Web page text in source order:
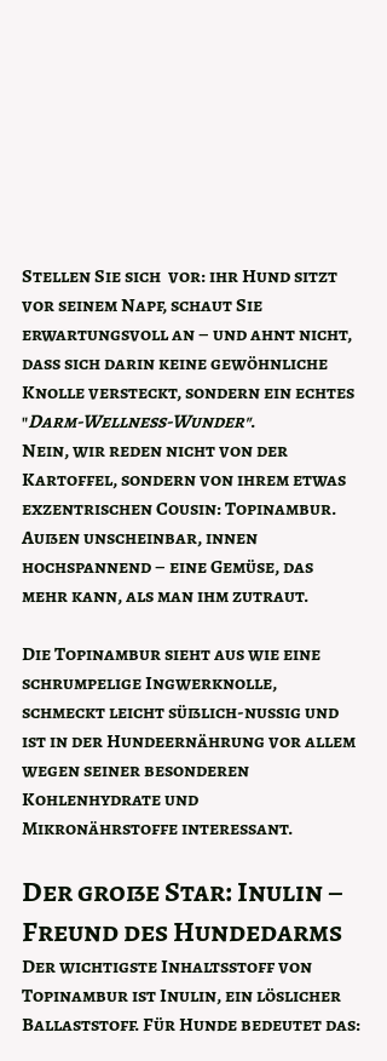
Stellen Sie sich  vor: ihr Hund sitzt
vor seinem Napf, schaut Sie
erwartungsvoll an – und ahnt nicht,
dass sich darin keine gewöhnliche
Knolle versteckt, sondern ein echtes
"Darm-Wellness-Wunder".
Nein, wir reden nicht von der
Kartoffel, sondern von ihrem etwas
exzentrischen Cousin: Topinambur.
Außen unscheinbar, innen
hochspannend – eine Gemüse, das
mehr kann, als man ihm zutraut.
Die Topinambur sieht aus wie eine
schrumpelige Ingwerknolle,
schmeckt leicht süßlich-nussig und
ist in der Hundeernährung vor allem
wegen seiner besonderen
Kohlenhydrate und
Mikronährstoffe interessant.
Der große Star: Inulin –
Freund des Hundedarms
Der wichtigste Inhaltsstoff von
Topinambur ist Inulin, ein löslicher
Ballaststoff. Für Hunde bedeutet das: